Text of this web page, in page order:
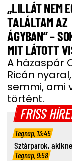
„LILLÁT NEM
TALÁLTAM AZ
ÁGYBAN” –
MIT LÁTOTT
TAMÁS
A házaspár
Ricán
semmi, ami
történt.
FRISS
Tegnap, 13:45
Sztárpárok,
Tegnap, 9:58